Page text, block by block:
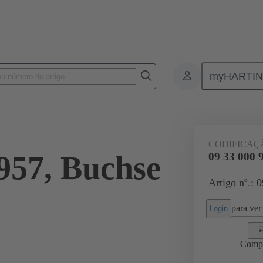
Série Han-Snap®
Buchse 09 33 000
Artigo nº.:
Login para